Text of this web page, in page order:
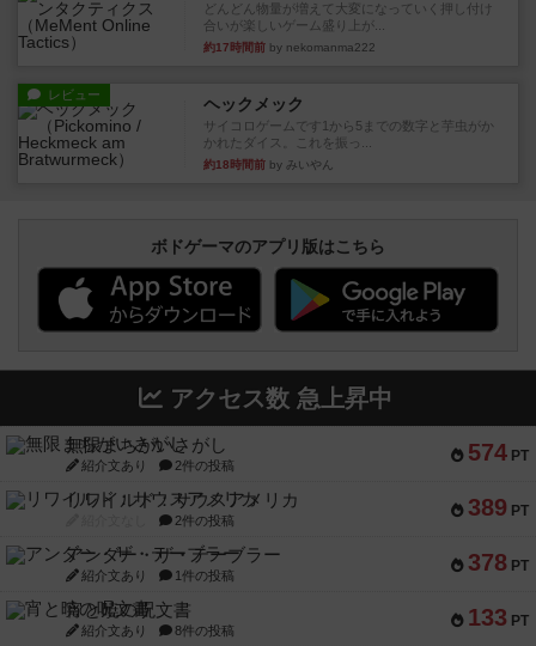
どんどん物量が増えて大変になっていく押し付け
合いが楽しいゲーム盛り上が...
約17時間前 by nekomanma222
レビュー ヘックメック
サイコロゲームです1から5までの数字と芋虫がか
かれたダイス。これを振っ...
約18時間前 by みいやん
ボドゲーマのアプリ版はこちら
アクセス数 急上昇中
574 PT
無限まちがいさがし
紹介文あり 2件の投稿
389 PT
リワイルド：サウスアメリカ
2件の投稿
378 PT
アンダー・ザ・テーブラー
紹介文あり 1件の投稿
133 PT
宵と暁の呪文書
紹介文あり 8件の投稿